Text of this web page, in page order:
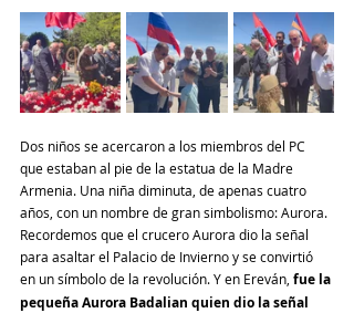
Dos niños se acercaron a los miembros del PC
que estaban al pie de la estatua de la Madre
Armenia. Una niña diminuta, de apenas cuatro
años, con un nombre de gran simbolismo: Aurora.
Recordemos que el crucero Aurora dio la señal
para asaltar el Palacio de Invierno y se convirtió
en un símbolo de la revolución. Y en Ereván, fue la
pequeña Aurora Badalian quien dio la señal